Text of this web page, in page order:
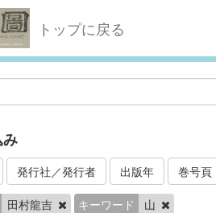
トップに戻る
発行社／発行者 出版年 巻号頁
田村龍吉 キーワード 山